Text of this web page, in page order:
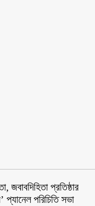
জবাবদিহিতা প্রতিষ্ঠার
পরিচিতি সভা